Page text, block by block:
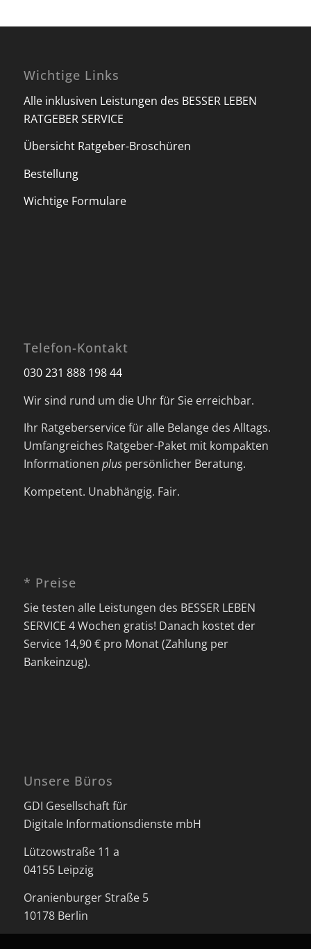
Wichtige Links
Alle inklusiven Leistungen des BESSER LEBEN
RATGEBER SERVICE
Übersicht Ratgeber-Broschüren
Bestellung
Wichtige Formulare
Telefon-Kontakt
030 231 888 198 44
Wir sind rund um die Uhr für Sie erreichbar.
Ihr Ratgeberservice für alle Belange des Alltags.
Umfangreiches Ratgeber-Paket mit kompakten
Informationen pluspersönlicher Beratung.
Kompetent. Unabhängig. Fair.
* Preise
Sie testen alle Leistungen des BESSER LEBEN
SERVICE 4 Wochen gratis! Danach kostet der
Service 14,90 € pro Monat (Zahlung per
Bankeinzug).
Unsere Büros
GDI Gesellschaft für
Digitale Informationsdienste mbH
Lützowstraße 11 a
04155 Leipzig
Oranienburger Straße 5
10178 Berlin